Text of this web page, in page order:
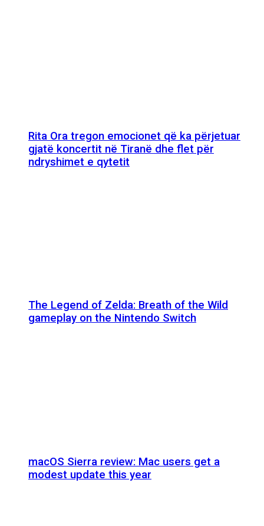
Rita Ora tregon emocionet që ka përjetuar
gjatë koncertit në Tiranë dhe flet për
ndryshimet e qytetit
The Legend of Zelda: Breath of the Wild
gameplay on the Nintendo Switch
macOS Sierra review: Mac users get a
modest update this year